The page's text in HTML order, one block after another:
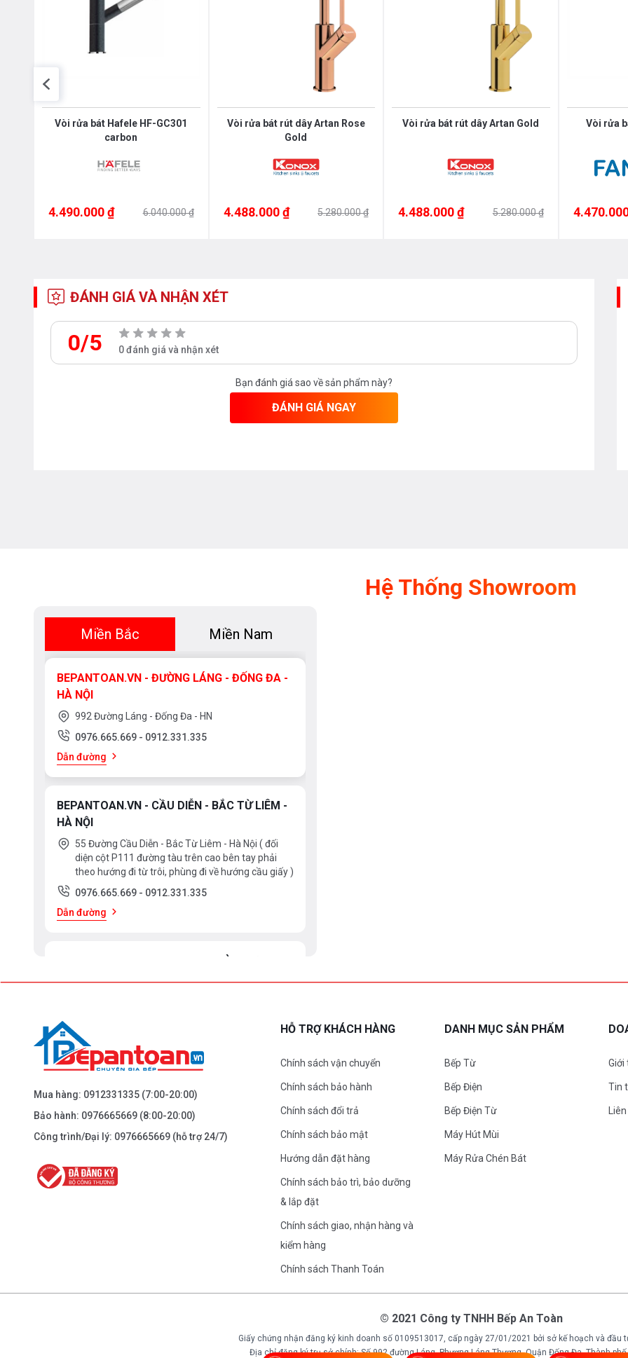
Vòi rửa bát Hafele HF-GC301
carbon
4.490.000 ₫ 6.040.000 ₫
Vòi rửa bát rút dây Artan Rose
Gold
4.488.000 ₫ 5.280.000 ₫
Vòi rửa bát rút dây Artan Gold
4.488.000 ₫ 5.280.000 ₫
Vòi rửa
ĐÁNH GIÁ VÀ NHẬN XÉT
0/5 0 đánh giá và nhận xét
Bạn đánh giá sao về sản phẩm này?
ĐÁNH GIÁ NGAY
Hệ Thống Showroom
Miền Bắc Miền Nam
BEPANTOAN.VN - ĐƯỜNG LÁNG - ĐỐNG ĐA -
HÀ NỘI
992 Đường Láng - Đống Đa - HN
0976.665.669 - 0912.331.335
Dẫn đường
BEPANTOAN.VN - CẦU DIỄN - BẮC TỪ LIÊM -
HÀ NỘI
55 Đường Cầu Diễn - Bắc Từ Liêm - Hà Nội ( đối
diện cột P111 đường tàu trên cao bên tay phải
theo hướng đi từ trôi, phùng đi về hướng cầu giấy )
0976.665.669 - 0912.331.335
Dẫn đường
BEPANTOAN.VN - ĐẠI LA - HAI BÀ TRƯNG -
Dẫn đường
BEPANTOAN.VN - NGUYỄN TRÃI - THANH
Dẫn đường
Mua hàng: 0912331335 (7:00-20:00)
Bảo hành: 0976665669 (8:00-20:00)
Công trình/Đại lý: 0976665669 (hỗ trợ 24/7)
HỖ TRỢ KHÁCH HÀNG
Chính sách vận chuyển
Chính sách bảo hành
Chính sách đổi trả
Chính sách bảo mật
Hướng dẫn đặt hàng
Chính sách bảo trì, bảo dưỡng
& lắp đặt
Chính sách giao, nhận hàng và
kiểm hàng
Chính sách Thanh Toán
DANH MỤC SẢN PHẨM
Bếp Từ
Bếp Điện
Bếp Điện Từ
Máy Hút Mùi
Máy Rửa Chén Bát
Giới
Tin
© 2021 Công ty TNHH Bếp An Toàn
Giấy chứng nhận đăng ký kinh doanh số 0109513017, cấp ngày 27/01/2021 bởi sở kế hoạch và đầu
Địa chỉ đăng ký trụ sở chính: Số 992 đường Láng, Phương Láng Thượng, Quận Đống Đa, Thành phố